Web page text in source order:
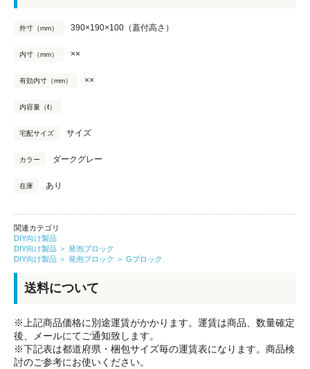
外寸（mm） 390×190×100（蓋付高さ）
内寸（mm） ××
有効内寸（mm） ××
内容量（ℓ）
宅配サイズ サイズ
カラー ダークグレー
在庫 あり
関連カテゴリ
DIY向け製品
DIY向け製品 ＞ 発泡ブロック
DIY向け製品 ＞ 発泡ブロック ＞ Gブロック
送料について
※上記商品価格に別途運賃がかかります。運賃は商品、数量確定
後、メールにてご通知致します。
※下記表は都道府県・梱包サイズ毎の運賃表になります。商品検
討のご参考にお使いください。